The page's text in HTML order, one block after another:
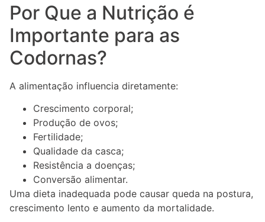
Por Que a Nutrição é
Importante para as
Codornas?
A alimentação influencia diretamente:
Crescimento corporal;
Produção de ovos;
Fertilidade;
Qualidade da casca;
Resistência a doenças;
Conversão alimentar.
Uma dieta inadequada pode causar queda na postura,
crescimento lento e aumento da mortalidade.